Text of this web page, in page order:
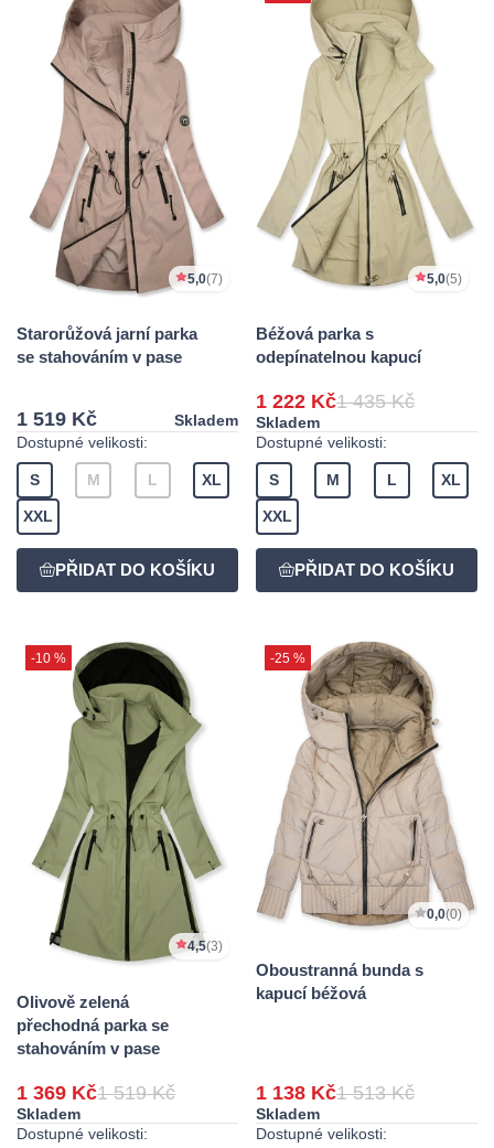
5,0(7)
Starorůžová jarní parka
se stahováním v pase
1 519 Kč
Skladem
Dostupné velikosti:
S M L XL
XXL
5,0(5)
Béžová parka s
odepínatelnou kapucí
1 222 Kč1 435 Kč
Skladem
Dostupné velikosti:
S M L XL
XXL
-10 %
4,5(3)
Olivově zelená
přechodná parka se
stahováním v pase
1 369 Kč1 519 Kč
Skladem
Dostupné velikosti:
-25 %
0,0(0)
Oboustranná bunda s
kapucí béžová
1 138 Kč1 513 Kč
Skladem
Dostupné velikosti: